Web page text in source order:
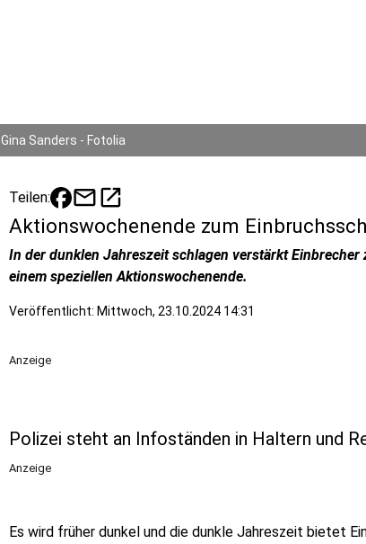
Gina Sanders - Fotolia
Teilen: mailopen_in_new
Aktionswochenende zum
In der dunklen Jahreszeit schlagen verstärkt
einem speziellen Aktionswochenende.
Veröffentlicht: Mittwoch, 23.10.2024 14:31
Anzeige
Polizei steht an Infoständen in Haltern und
Anzeige
Es wird früher dunkel und die dunkle Jahreszeit bietet